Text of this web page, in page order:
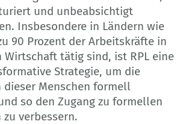
und unbeabsichtigt
Insbesondere in Ländern wie
90 Prozent der Arbeitskräfte in
tätig sind, ist RPL eine
Strategie, um die
Menschen formell
so den Zugang zu formellen
verbessern.